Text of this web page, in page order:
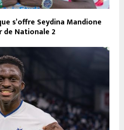
s’offre Seydina Mandione
de Nationale 2